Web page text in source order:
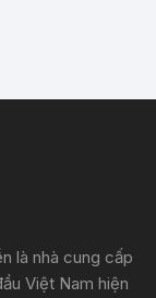
là nhà cung cấp
Việt Nam hiện